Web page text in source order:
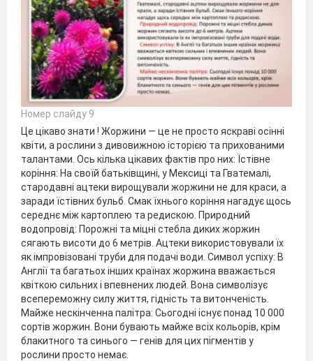
Номер слайду 9
Це цікаво знати ! Жоржини — це не просто яскраві осінні
квіти, а рослини з дивовижною історією та прихованими
талантами. Ось кілька цікавих фактів про них: Їстівне
коріння: На своїй батьківщині, у Мексиці та Гватемалі,
стародавні ацтеки вирощували жоржини не для краси, а
заради їстівних бульб. Смак їхнього коріння нагадує щось
середнє між картоплею та редискою. Природний
водопровід: Порожні та міцні стебла диких жоржин
сягають висоти до 6 метрів. Ацтеки використовували їх
як імпровізовані труби для подачі води. Символ успіху: В
Англії та багатьох інших країнах жоржина вважається
квіткою сильних і впевнених людей. Вона символізує
всепереможну силу життя, гідність та витонченість.
Майже нескінченна палітра: Сьогодні існує понад 10 000
сортів жоржин. Вони бувають майже всіх кольорів, крім
блакитного та синього — генів для цих пігментів у
рослини просто немає.